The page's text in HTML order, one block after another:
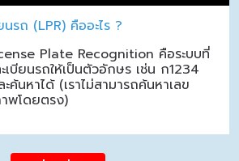
นรถ (LPR) คืออะไร ?
Plate Recognition คือระบบที่
บียนรถให้เป็นตัวอักษร เช่น ก1234
ค้นหาได้ (เราไม่สามารถค้นหาเลข
พโดยตรง)